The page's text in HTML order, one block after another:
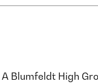
A Blumfeldt High